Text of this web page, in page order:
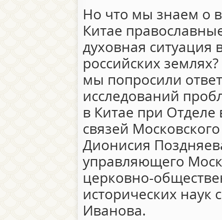
Но что мы знаем о
Китае
духовная ситуация
российских
мы попросили
исследований
в Китае при
связей
Дионисия
управляющего
церковно-
исторических
Иванова.